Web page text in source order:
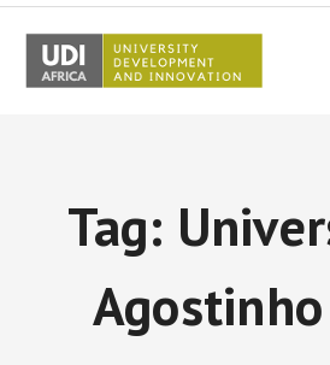
Results
Tag: